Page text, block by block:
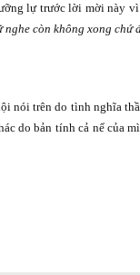
lự trước lời mời này
nghe còn không xong chứ
nói trên do tình nghĩa
do bản tính cả nể của